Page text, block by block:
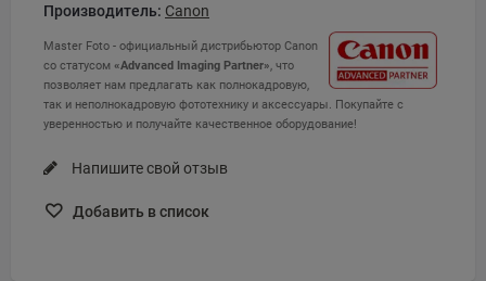
Производитель: Canon
Master Foto - официальный дистрибьютор Canon
со статусом «Advanced Imaging Partner», что
позволяет нам предлагать как полнокадровую,
так и неполнокадровую фототехнику и аксессуары. Покупайте с
уверенностью и получайте качественное оборудование!
Напишите свой отзыв
Добавить в список